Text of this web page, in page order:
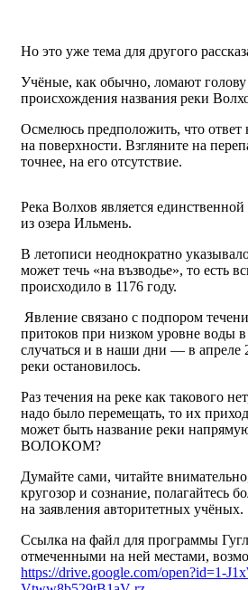
Но это уже тема для другого
Учёные, как обычно, ломают голову
происхождения названия реки
Осмелюсь предположить, что ответ
на поверхности. Взгляните на
точнее, на его отсутствие.
Река Волхов является
из озера Ильмень.
В летописи неоднократно
может течь «на възводье», то есть
происходило в 1176 году.
Явление связано с подпором
притоков при низком уровне воды
случаться и в наши дни — в апреле
реки остановилось.
Раз течения на реке как такового
надо было перемещать, то их
может быть название реки
ВОЛОКОМ?
Думайте сами, читайте
кругозор и сознание, полагайтесь
на заявления авторитетных учёных.
Ссылка на файл для программы
отмеченными на ней местами,
https://drive.google.com/open?id=1-